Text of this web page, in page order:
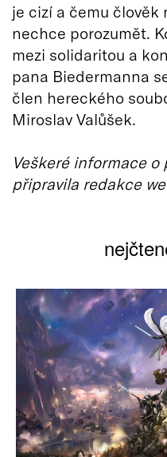
je cizí a čemu člověk
nechce porozumět.
mezi solidaritou a
pana Biedermanna
člen hereckého
Miroslav Valůšek.
Veškeré informace
připravila redakce